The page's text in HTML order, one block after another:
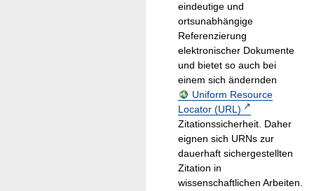
eindeutige und
ortsunabhängige
Referenzierung
elektronischer Dokumente
und bietet so auch bei
einem sich ändernden
Uniform Resource
Locator (URL)
Zitationssicherheit. Daher
eignen sich URNs zur
dauerhaft sichergestellten
Zitation in
wissenschaftlichen Arbeiten.